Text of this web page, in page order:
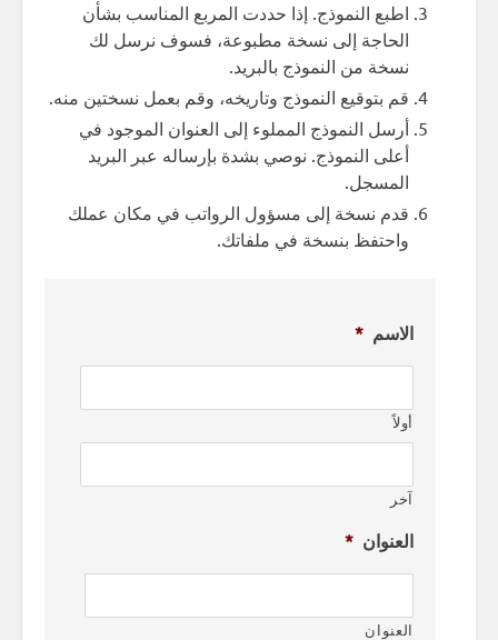
اطبع النموذج. إذا حددت المربع المناسب بشأن
الحاجة إلى نسخة مطبوعة، فسوف نرسل لك
نسخة من النموذج بالبريد.
قم بتوقيع النموذج وتاريخه، وقم بعمل نسختين منه.
أرسل النموذج المملوء إلى العنوان الموجود في
أعلى النموذج. نوصي بشدة بإرساله عبر البريد
المسجل.
قدم نسخة إلى مسؤول الرواتب في مكان عملك
واحتفظ بنسخة في ملفاتك.
الاسم *
أولاً
آخر
العنوان *
العنوان